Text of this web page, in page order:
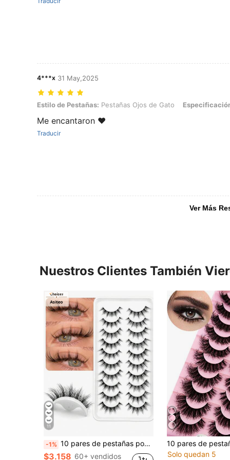
4***x 31 May,2025
Estilo de Pestañas: Pestañas Ojos de Gato, Especificación
Estilo de Pestañas: Pestañas Ojos de Gato
Me encantaron ❤️
Traducir
Ver Más
Nuestros Clientes También
11
-1% 10 pares de pestañas postizas 3D naturales y esponjosas de Asiteo, con tallo corto y transparente, efecto de maquillaje de estilo de dibujos animados, adecuado para maquillaje de ojos de estilo de dibujos animados, pestañas postizas, pestañas
$3.158 60+ vendidos
Solo quedan 5